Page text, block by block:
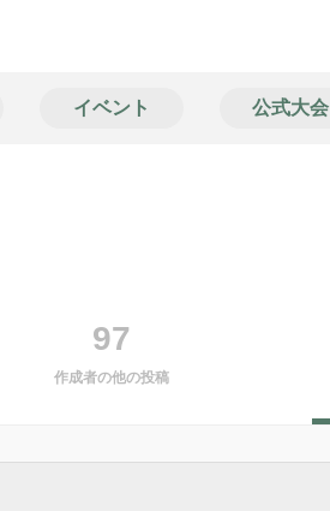
イベント 公式大会
97
作成者の他の投稿